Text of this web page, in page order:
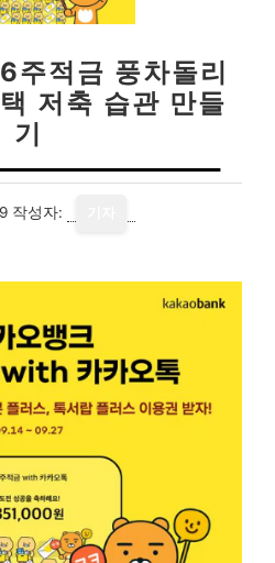
주적금 풍차돌리
저축 습관 만들
기
작성자: